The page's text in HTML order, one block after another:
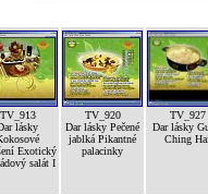
TV_913
lásky
Exotický
salát I
TV_920
Dar lásky Pečené
jablká Pikantné
palacinky
TV_927
Dar lásky
Ching